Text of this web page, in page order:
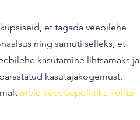
et tagada veebilehe
ning samuti selleks, et
kasutamine lihtsamaks ja
kasutajakogemust.
meie küpsisepoliitika kohta